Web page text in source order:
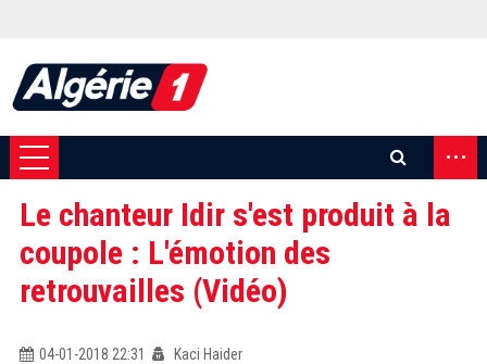
...
Le chanteur Idir s'est produit à la
coupole : L'émotion des
retrouvailles (Vidéo)
04-01-2018 22:31
Kaci Haider